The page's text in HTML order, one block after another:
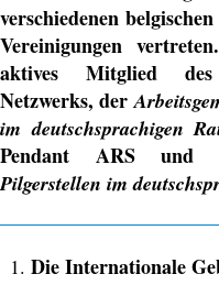
verschiedenen
Vereinigungen
aktives Mitglied des
Netzwerks, der
im deutschsprachigen
Pendant ARS
Pilgerstellen im
Die Internationale